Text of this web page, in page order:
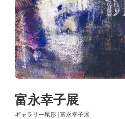
富永幸子展
ギャラリー尾形 | 富永幸子展